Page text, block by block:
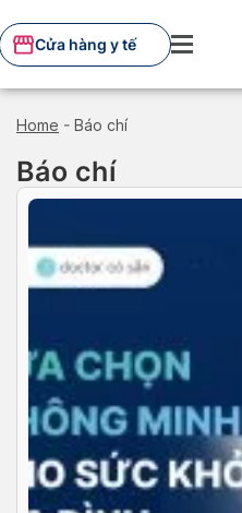
to
content
Cửa hàng y tế
Home - Báo chí
Báo chí